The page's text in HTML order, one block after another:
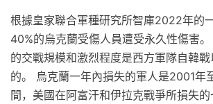
根據皇家聯合軍種研究所智庫2022年的
40%的烏克蘭受傷人員遭受永久性傷害
的交戰規模和激烈程度是西方軍隊自韓
的。 烏克蘭一年內損失的軍人是2001年
間，美國在阿富汗和伊拉克戰爭所損失